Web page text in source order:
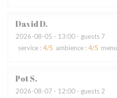
DavidD
2026-08-05 - 13:00 - guests 7
service : 4/5 ambience : 4/5 menu
PotS
2026-08-07 - 12:00 - guests 2